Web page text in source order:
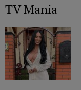
TV Mania